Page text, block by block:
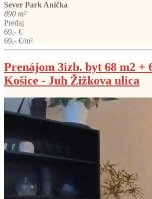
Sever Park Anička
890 m²
Predaj
69,- €
69,- €/m²
Prenájom 3izb. byt 68 m2 +
Košice - Juh Žižkova ulica